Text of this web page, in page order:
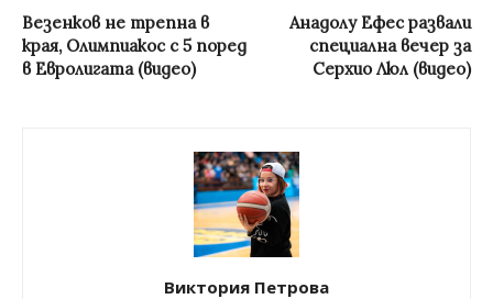
Везенков не трепна в
края, Олимпиакос с 5 поред
в Евролигата (видео)
Анадолу Ефес развали
специална вечер за
Серхио Люл (видео)
Виктория Петрова